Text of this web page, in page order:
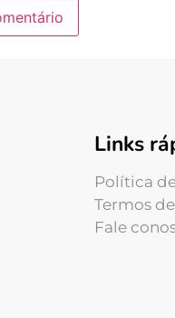
Links
Política
Termos
Fale